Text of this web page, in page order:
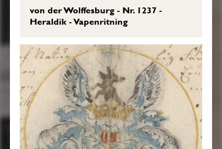
von der Wolffesburg - Nr. 1237 -
Heraldik - Vapenritning